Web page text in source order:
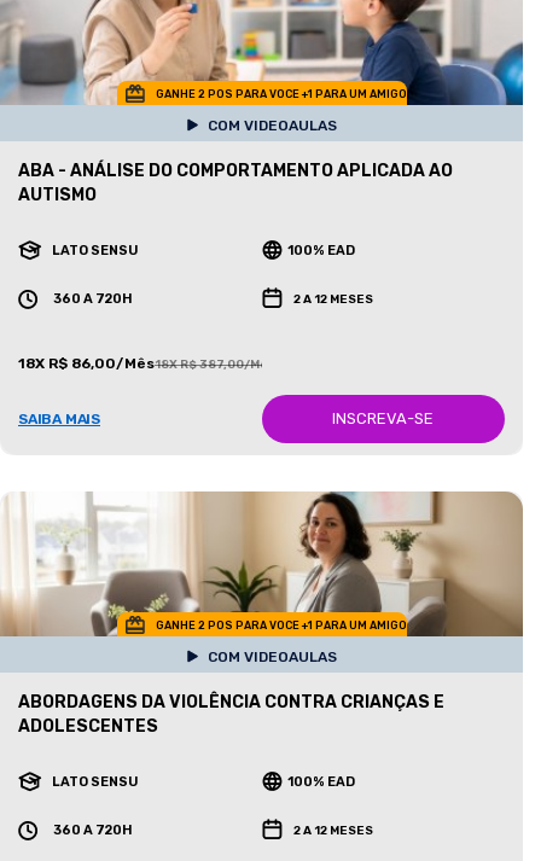
GANHE 2 POS PARA VOCE +1 PARA UM AMIGO
COM VIDEOAULAS
ABA - ANÁLISE DO COMPORTAMENTO APLICADA AO
AUTISMO
LATO SENSU 100% EAD
360 A 720H 2 A 12 MESES
18X R$ 86,00/Mês18X R$ 387,00/Mês
SAIBA MAIS INSCREVA-SE
GANHE 2 POS PARA VOCE +1 PARA UM AMIGO
COM VIDEOAULAS
ABORDAGENS DA VIOLÊNCIA CONTRA CRIANÇAS E
ADOLESCENTES
LATO SENSU 100% EAD
360 A 720H 2 A 12 MESES